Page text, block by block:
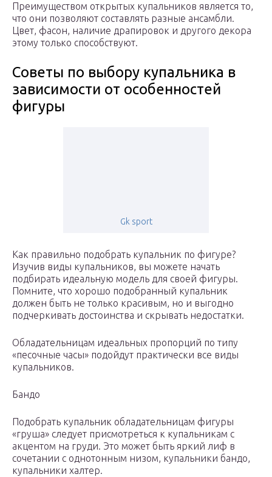
Преимуществом открытых купальников является то,
что они позволяют составлять разные ансамбли.
Цвет, фасон, наличие драпировок и другого декора
этому только способствуют.
Советы по выбору купальника в
зависимости от особенностей
фигуры
Gk sport
Как правильно подобрать купальник по фигуре?
Изучив виды купальников, вы можете начать
подбирать идеальную модель для своей фигуры.
Помните, что хорошо подобранный купальник
должен быть не только красивым, но и выгодно
подчеркивать достоинства и скрывать недостатки.
Обладательницам идеальных пропорций по типу
«песочные часы» подойдут практически все виды
купальников.
Бандо
Подобрать купальник обладательницам фигуры
«груша» следует присмотреться к купальникам с
акцентом на груди. Это может быть яркий лиф в
сочетании с однотонным низом, купальники бандо,
купальники халтер.